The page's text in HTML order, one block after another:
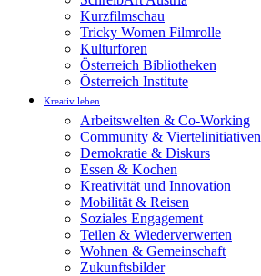
Kurzfilmschau
Tricky Women Filmrolle
Kulturforen
Österreich Bibliotheken
Österreich Institute
Kreativ leben
Arbeitswelten & Co-Working
Community & Viertelinitiativen
Demokratie & Diskurs
Essen & Kochen
Kreativität und Innovation
Mobilität & Reisen
Soziales Engagement
Teilen & Wiederverwerten
Wohnen & Gemeinschaft
Zukunftsbilder